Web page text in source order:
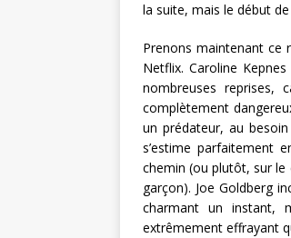
la suite, mais le début
Prenons maintenant ce
Netflix. Caroline
nombreuses reprises,
complètement
un prédateur, au
s’estime parfaitement
chemin (ou plutôt, sur le
garçon). Joe Goldberg
charmant un instant,
extrêmement effrayant